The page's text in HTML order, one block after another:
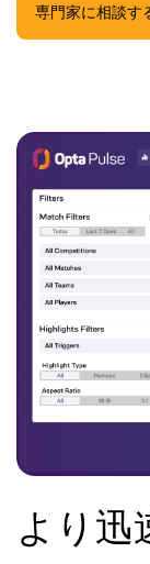
専門家に相談す
より迅